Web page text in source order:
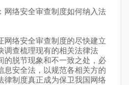
络安全审查制度如何纳入法
络安全审查制度的尽快建立
调查梳理现有的相关法律法
的脱节现象和不一致之处，必
息安全法，以规范各相关方的
律制度真正成为保卫我国网络